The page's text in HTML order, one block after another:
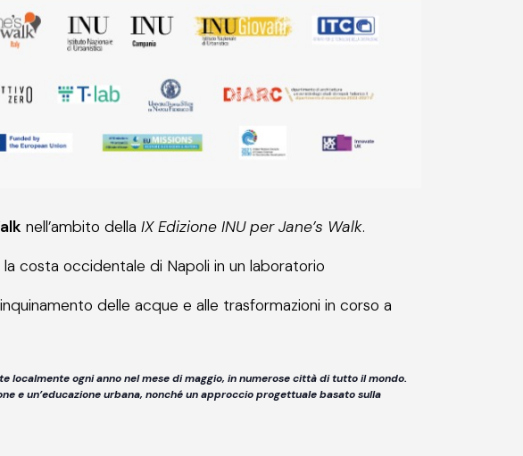
nell’ambito della IX Edizione INU per Jane’s Walk.
costa occidentale di Napoli in un laboratorio
delle acque e alle trasformazioni in corso a
ogni anno nel mese di maggio, in numerose città di tutto il mondo.
e un’educazione urbana, nonché un approccio progettuale basato sulla